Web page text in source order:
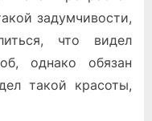
задумчивости,
что видел
однако обязан
такой красоты,